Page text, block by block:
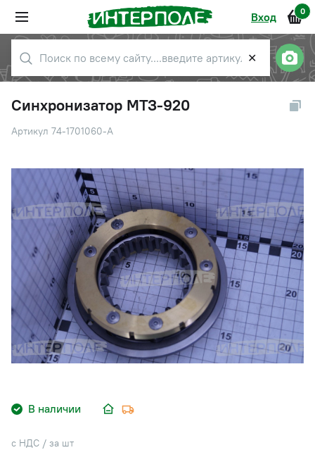
Вход 0
✕
Синхронизатор МТЗ-920
Артикул 74-1701060-А
В наличии
с НДС / за шт